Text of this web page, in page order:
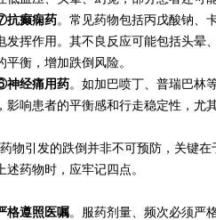
抗癫痫药。常见药物包括丙戊酸钠、
发挥作用。其不良反应可能包括头晕
平衡，增加跌倒风险。
神经痛用药。如加巴喷丁、普瑞巴林
影响患者的平衡感和行走稳定性，尤
引发的跌倒并非不可预防，关键在
述药物时，应牢记四点。
格遵照医嘱。服药剂量、频次必须严